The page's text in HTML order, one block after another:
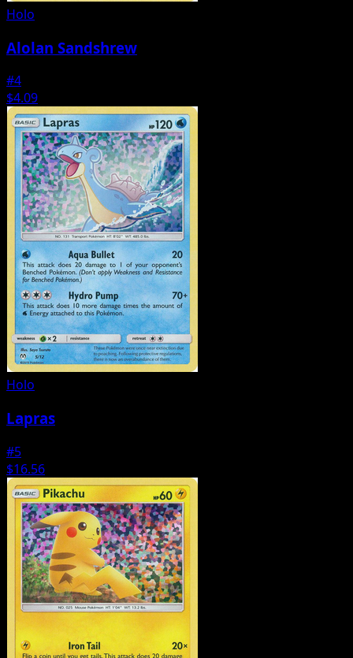
Holo
Alolan Sandshrew
#4
$4.09
Holo
Lapras
#5
$16.56